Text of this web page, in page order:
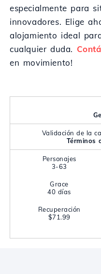
especialmente para
innovadores. Elige
alojamiento ideal
cualquier duda.
en movimiento!
Validación de la
Términos
Personajes
3-63
Grace
40 días
Recuperación
$71.99